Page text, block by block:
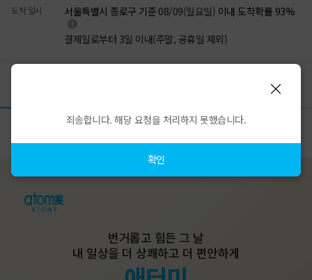
도착 일시 서울특별시 종로구 기준 08/09(일요일) 이내 도착확률 93%
결제일로부터 3일 이내(주말, 공휴일 제외)
반품/교환
번거롭고 힘든 그 날
내 일상을 더 상쾌하고 더 편안하게
죄송합니다. 해당 요청을 처리하지 못했습니다.
확인